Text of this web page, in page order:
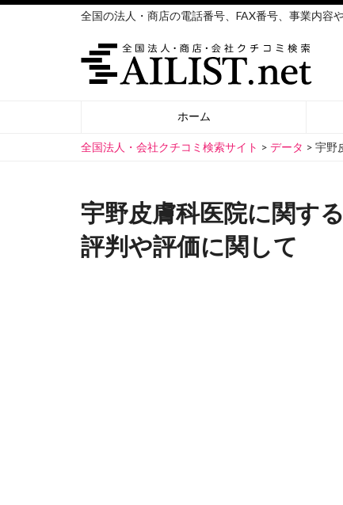
全国の法人・商店の電話番号、FAX番号、事業内容
ホーム
全国法人・会社クチコミ検索サイト > データ > 宇野
宇野皮膚科医院に関す
評判や評価に関して